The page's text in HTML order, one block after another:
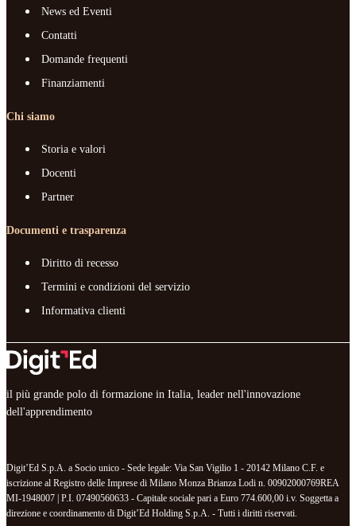
News ed Eventi
Contatti
Domande frequenti
Finanziamenti
Chi siamo
Storia e valori
Docenti
Partner
Documenti e trasparenza
Diritto di recesso
Termini e condizioni del servizio
Informativa clienti
il più grande polo di formazione in Italia, leader nell'innovazione
dell'apprendimento
Digit’Ed S.p.A. a Socio unico - Sede legale: Via San Vigilio 1 - 20142 Milano C.F. e
iscrizione al Registro delle Imprese di Milano Monza Brianza Lodi n. 00902000769REA
MI-1948007 | P.I. 07490560633 - Capitale sociale pari a Euro 774.600,00 i.v. Soggetta a
direzione e coordinamento di Digit’Ed Holding S.p.A. - Tutti i diritti riservati.